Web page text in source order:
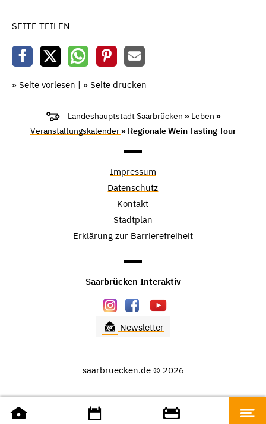
SEITE TEILEN
» Seite vorlesen | » Seite drucken
Landeshauptstadt Saarbrücken » Leben »
Veranstaltungskalender » Regionale Wein Tasting Tour
Impressum
Datenschutz
Kontakt
Stadtplan
Erklärung zur Barrierefreiheit
Saarbrücken Interaktiv
Newsletter
saarbruecken.de © 2026